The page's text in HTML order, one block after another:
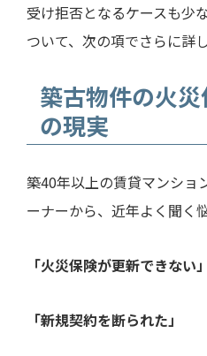
受け拒否となるケースも少
ついて、次の項でさらに詳
築古物件の火
の現実
築40年以上の賃貸マンショ
ーナーから、近年よく聞く
「火災保険が更新できない」
「新規契約を断られた」